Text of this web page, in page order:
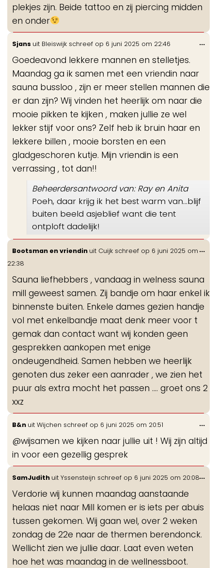
plekjes zijn. Beide tattoo en zij piercing midden
en onder
Sjans uit Bleiswijk schreef op 6 juni 2025 om 22:46
Goedeavond lekkere mannen en stelletjes.
Maandag ga ik samen met een vriendin naar
sauna bussloo , zijn er meer stellen mannen die
er dan zijn? Wij vinden het heerlijk om naar die
mooie pikken te kijken , maken jullie ze wel
lekker stijf voor ons? Zelf heb ik bruin haar en
lekkere billen , mooie borsten en een
gladgeschoren kutje. Mijn vriendin is een
verrassing , tot dan!!
Beheerdersantwoord van: Ray en Anita
Poeh, daar krijg ik het best warm van...blijf
buiten beeld asjeblief want die tent
ontploft dadelijk!
...
Bootsman en vriendin uit Cuijk schreef op 6 juni 2025 om
22:38
Sauna liefhebbers , vandaag in welness sauna
mill geweest samen. Zij bandje om haar enkel ik
binnenste buiten. Enkele dames gezien handje
vol met enkelbandje maat denk meer voor t
gemak dan contact want wij konden geen
gesprekken aankopen met enige
ondeugendheid. Samen hebben we heerlijk
genoten dus zeker een aanrader , we zien het
puur als extra mocht het passen .... groet ons 2
xxz
...
B&n uit Wijchen schreef op 6 juni 2025 om 20:51
@wijsamen we kijken naar jullie uit ! Wij zijn altijd
in voor een gezellig gesprek
...
SamJudith uit Yssensteijn schreef op 6 juni 2025 om 20:08
Verdorie wij kunnen maandag aanstaande
helaas niet naar Mill komen er is iets per abuis
tussen gekomen. Wij gaan wel, over 2 weken
zondag de 22e naar de thermen berendonck.
Wellicht zien we jullie daar. Laat even weten
hoe het was maandag in de wellnessboot.
...